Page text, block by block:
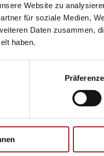
Website zu
für soziale Medien,
Daten zusammen,
haben.